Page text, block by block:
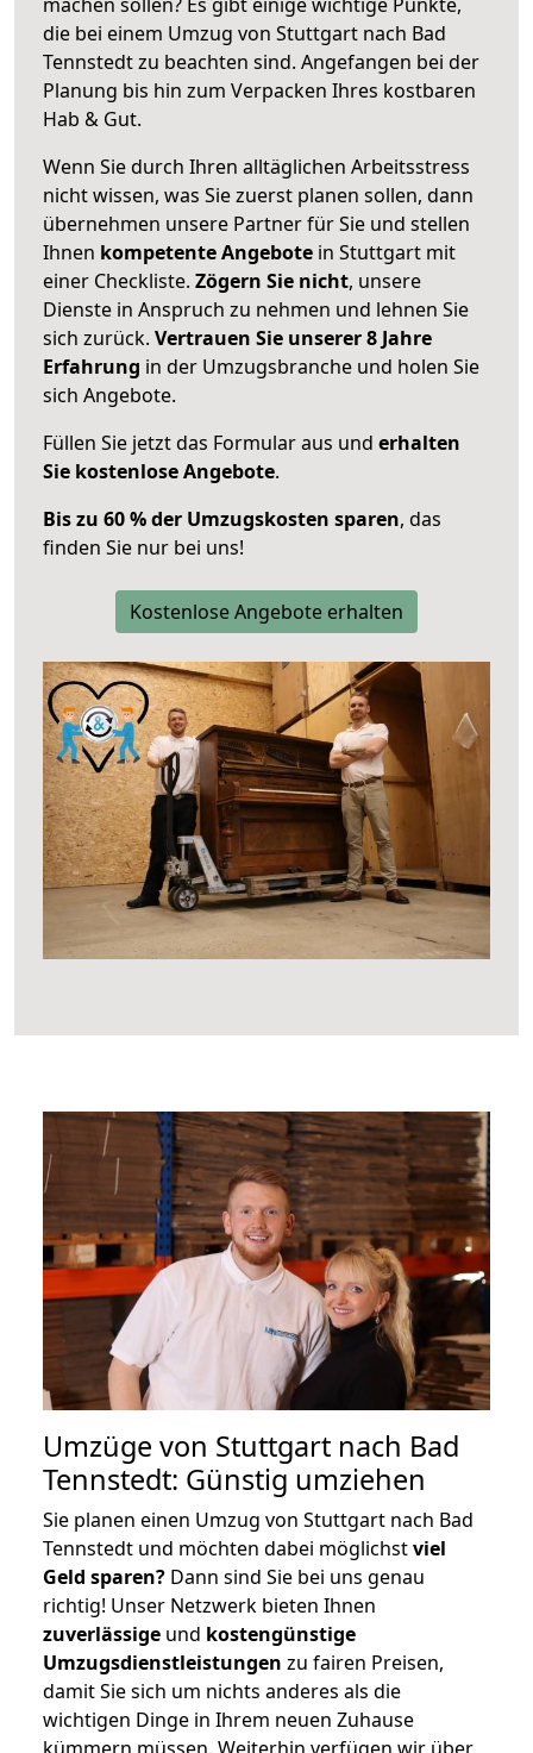
die bei einem Umzug von Stuttgart nach Bad
Tennstedt zu beachten sind. Angefangen bei der
Planung bis hin zum Verpacken Ihres kostbaren
Hab & Gut.
Wenn Sie durch Ihren alltäglichen Arbeitsstress
nicht wissen, was Sie zuerst planen sollen, dann
übernehmen unsere Partner für Sie und stellen
Ihnen kompetente Angebote in Stuttgart mit
einer Checkliste. Zögern Sie nicht, unsere
Dienste in Anspruch zu nehmen und lehnen Sie
sich zurück. Vertrauen Sie unserer 8 Jahre
Erfahrung in der Umzugsbranche und holen Sie
sich Angebote.
Füllen Sie jetzt das Formular aus und erhalten
Sie kostenlose Angebote.
Bis zu 60 % der Umzugskosten sparen, das
finden Sie nur bei uns!
Kostenlose Angebote erhalten
Umzüge von Stuttgart nach Bad
Tennstedt: Günstig umziehen
Sie planen einen Umzug von Stuttgart nach Bad
Tennstedt und möchten dabei möglichstviel
Geld sparen? Dann sind Sie bei uns genau
richtig! Unser Netzwerk bieten Ihnen
zuverlässige und kostengünstige
Umzugsdienstleistungen zu fairen Preisen,
damit Sie sich um nichts anderes als die
wichtigen Dinge in Ihrem neuen Zuhause